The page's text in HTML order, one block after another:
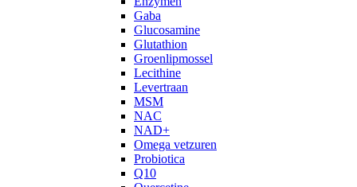
Gaba
Glucosamine
Glutathion
Groenlipmossel
Lecithine
Levertraan
MSM
NAC
NAD+
Omega vetzuren
Probiotica
Q10